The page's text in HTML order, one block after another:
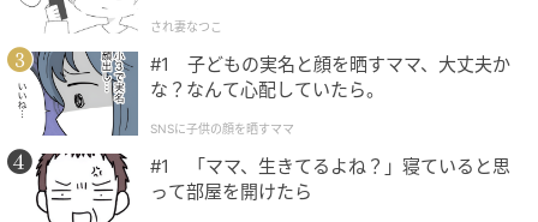
され妻なつこ
#1 子どもの実名と顔を晒すママ、大丈夫か
な？なんて心配していたら。
SNSに子供の顔を晒すママ
#1 「ママ、生きてるよね？」寝ていると思
って部屋を開けたら